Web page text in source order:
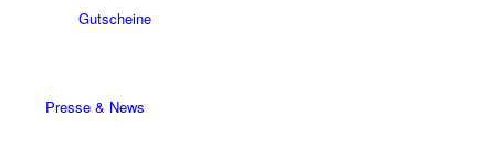
Gutscheine
Presse & News